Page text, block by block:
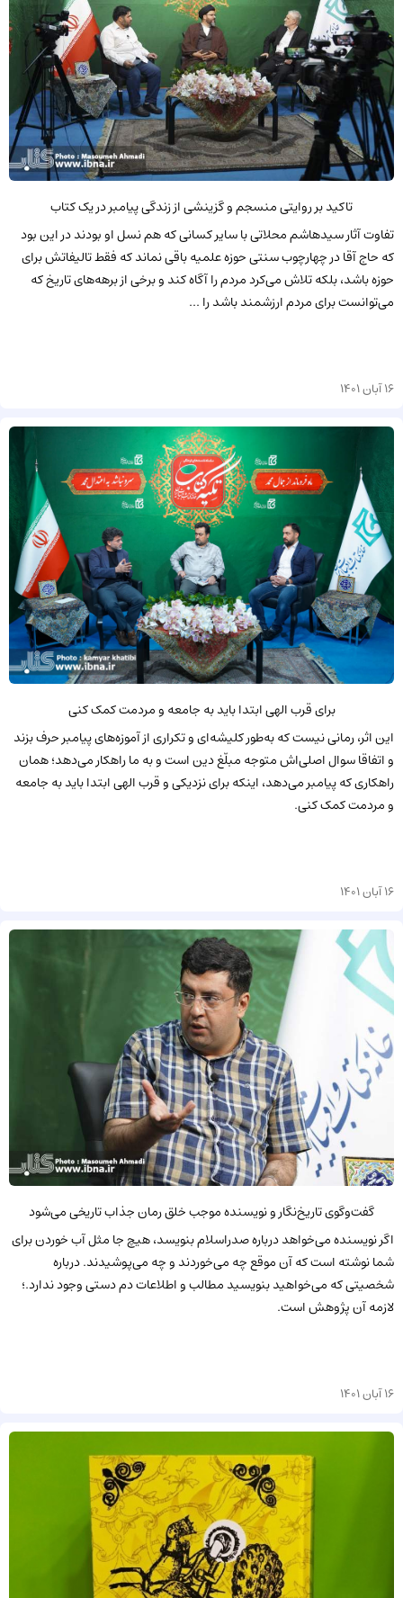
تاکید بر روایتی منسجم و گزینشی از زندگی پیامبر در یک کتاب
تفاوت آثار سید‌هاشم محلاتی با سایر کسانی که هم نسل او بودند در این بود
که حاج آقا در چهارچوب سنتی حوزه علمیه باقی نماند که فقط تالیفاتش برای
حوزه باشد، بلکه تلاش می‌کرد مردم را آگاه کند و برخی از برهه‌های تاریخ که
می‌توانست برای مردم ارزشمند باشد را ...
16 آبان 1401
برای قرب الهی ابتدا باید به جامعه و مردمت کمک کنی
این اثر، رمانی نیست که به‌طور کلیشه‌ای و تکراری از آموزه‌های پیامبر حرف بزند
و اتفاقا سوال اصلی‌اش متوجه مبلّغ دین است و به ما راهکار می‌دهد؛ همان
راهکاری که پیامبر می‌دهد، اینکه برای نزدیکی و قرب الهی ابتدا باید به جامعه
و مردمت کمک کنی.
16 آبان 1401
گفت‌وگوی تاریخ‌نگار و نویسنده موجب خلق رمان جذاب تاریخی می‌شود
اگر نویسنده می‌خواهد درباره صدراسلام بنویسد، هیچ جا مثل آب خوردن برای
شما نوشته است که آن موقع چه می‌خوردند و چه می‌پوشیدند. درباره
شخصیتی که می‌خواهید بنویسید مطالب و اطلاعات دم دستی وجود ندارد.؛
لازمه آن پژوهش است.
16 آبان 1401